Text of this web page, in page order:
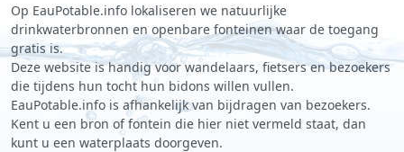
Op EauPotable.info lokaliseren we natuurlijke
drinkwaterbronnen en openbare fonteinen waar de toegang
gratis is.
Deze website is handig voor wandelaars, fietsers en bezoekers
die tijdens hun tocht hun bidons willen vullen.
EauPotable.info is afhankelijk van bijdragen van bezoekers.
Kent u een bron of fontein die hier niet vermeld staat, dan
kunt u een waterplaats doorgeven.